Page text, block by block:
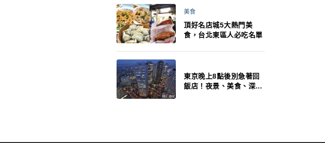
美食
頂好名店城5大熱門美
食，台北東區人必吃名單
東京晚上8點後別急著回
飯店！夜景、美食、深夜